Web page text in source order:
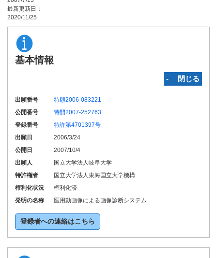
最新更新日：
2020/11/25
基本情報
‐ 閉じる
出願番号
特願2006-083221
公開番号
特開2007-252763
登録番号
特許第4701397号
出願日
2006/3/24
公開日
2007/10/4
出願人
国立大学法人岐阜大学
特許権者
国立大学法人東海国立大学機構
権利化状況
権利化済
発明の名称
医用動画像による画像診断システム
登録者への連絡はこちら